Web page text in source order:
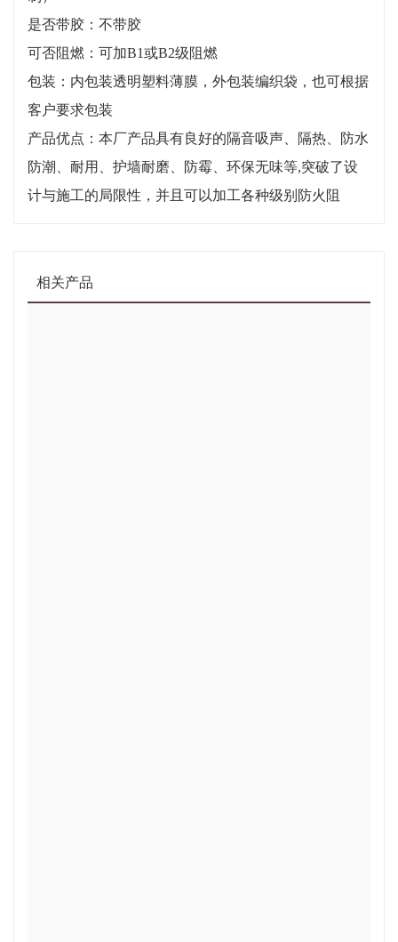
是否带胶：不带胶
可否阻燃：可加B1或B2级阻燃
包装：内包装透明塑料薄膜，外包装编织袋，也可根据
客户要求包装
产品优点：本厂产品具有良好的隔音吸声、隔热、防水
防潮、耐用、护墙耐磨、防霉、环保无味等,突破了设
计与施工的局限性，并且可以加工各种级别防火阻
相关产品